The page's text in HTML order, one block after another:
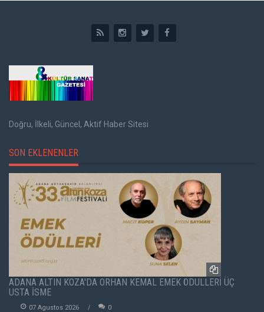
Doğru, İlkeli, Güncel, Aktif Haber Sitesi
SON EKLENENLER
ADANA ALTIN KOZA'DA ORHAN KEMAL EMEK ÖDÜLLERİ ÜÇ
USTA İSME
07 Agustos 2026 0